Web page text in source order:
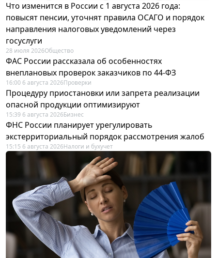
Что изменится в России с 1 августа 2026 года:
повысят пенсии, уточнят правила ОСАГО и порядок
направления налоговых уведомлений через
госуслуги
28 июля 2026Общество
ФАС России рассказала об особенностях
внеплановых проверок заказчиков по 44-ФЗ
16:00 6 августа 2026Проверки
Процедуру приостановки или запрета реализации
опасной продукции оптимизируют
15:39 6 августа 2026Бизнес
ФНС России планирует урегулировать
экстерриториальный порядок рассмотрения жалоб
15:15 6 августа 2026Налоги и бухучет